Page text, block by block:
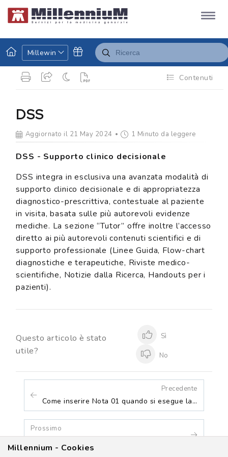
Millewin
Contenuti
DSS
Aggiornato il 21 May 2024 1 Minuto da leggere
DSS - Supporto clinico decisionale
DSS integra in esclusiva una avanzata modalità di
supporto clinico decisionale e di appropriatezza
diagnostico-prescrittiva, contestuale al paziente
in visita, basata sulle più autorevoli evidenze
mediche. La sezione “Tutor” offre inoltre l’accesso
diretto ai più autorevoli contenuti scientifici e di
supporto professionale (Linee Guida, Flow-chart
diagnostiche e terapeutiche, Riviste medico-
scientifiche, Notizie dalla Ricerca, Handouts per i
pazienti).
Questo articolo è stato
utile?
Sì
No
Precedente
Come inserire Nota 01 quando si esegue la prescrizione di un farmaco inibitore di pompa
Prossimo
Millennium - Cookies